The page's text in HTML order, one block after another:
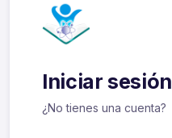
Iniciar sesión
¿No tienes una cuenta?